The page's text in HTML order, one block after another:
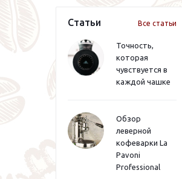
Статьи Все статьи
Точность,
которая
чувствуется в
каждой чашке
Обзор
леверной
кофеварки La
Pavoni
Professional